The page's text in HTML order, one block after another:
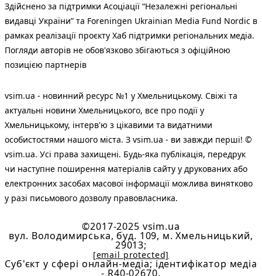
Здійснено за підтримки Асоціації “Незалежні регіональні
видавці України” та Foreningen Ukrainian Media Fund Nordic в
рамках реалізації проєкту Хаб підтримки регіональних медіа.
Погляди авторів не обов'язково збігаються з офіційною
позицією партнерів
vsim.ua - новинний ресурс №1 у Хмельницькому. Свіжі та
актуальні новини Хмельницького, все про події у
Хмельницькому, інтерв'ю з цікавими та видатними
особистостями нашого міста. З vsim.ua - ви завжди перші! ©
vsim.ua. Усі права захищені. Будь-яка публiкацiя, передрук
чи наступне поширення матеріалів сайту у друкованих або
електронних засобах масової інформації можлива винятково
у разі письмового дозволу правовласника.
©2017-2025 vsim.ua
вул. Володимирська, буд. 109, м. Хмельницький,
29013;
[email protected]
Cуб'єкт у сфері онлайн-медіа; ідентифікатор медіа
- R40-02670.